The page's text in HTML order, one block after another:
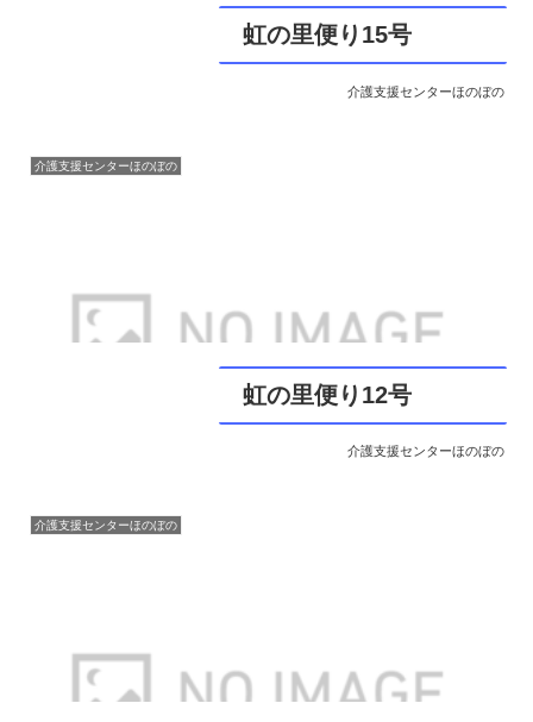
虹の里便り15号
介護支援センターほのぼの
介護支援センターほのぼの
虹の里便り12号
介護支援センターほのぼの
介護支援センターほのぼの